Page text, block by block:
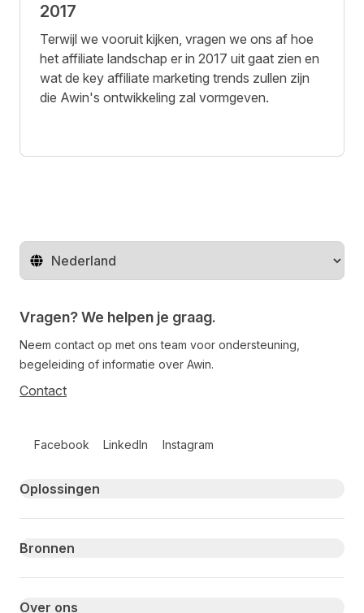
2017
Terwijl we vooruit kijken, vragen we ons af hoe
het affiliate landschap er in 2017 uit gaat zien en
wat de key affiliate marketing trends zullen zijn
die Awin's ontwikkeling zal vormgeven.
Regio wijzigen
Vragen? We helpen je graag.
Neem contact op met ons team voor ondersteuning,
begeleiding of informatie over Awin.
Contact
Facebook LinkedIn Instagram
Primary footer navigation
Oplossingen
Bronnen
Over ons